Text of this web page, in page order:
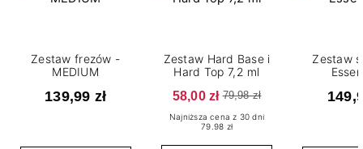
Zestaw frezów -
MEDIUM
139,99 zł
Zestaw Hard Base i
Hard Top 7,2 ml
58,00 zł 79,98 zł
Najniższa cena z 30 dni
79.98 zł
Zestaw